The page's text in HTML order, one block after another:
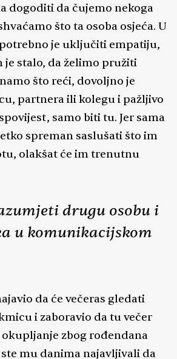
dogoditi da čujemo nekoga
što ta osoba osjeća. U
je uključiti empatiju,
je stalo, da želimo pružiti
što reći, dovoljno je
partnera ili kolegu i pažljivo
samo biti tu. Jer sama
spreman saslušati što im
olakšat će im trenutnu
drugu osobu i
u komunikacijskom
da će večeras gledati
i zaboravio da tu večer
zbog rođendana
ste mu danima najavljivali da